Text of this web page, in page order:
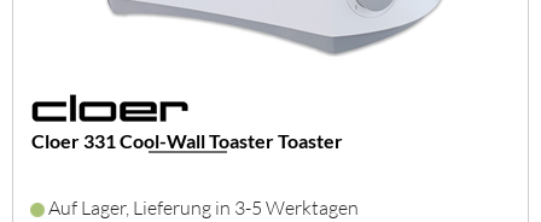
Cloer 331 Cool-Wall Toaster Toaster
Auf Lager, Lieferung in 3-5 Werktagen